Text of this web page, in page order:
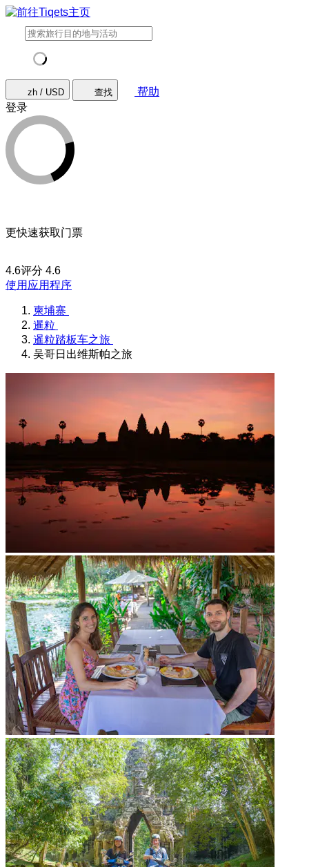
zh / USD 查找
帮助
登录
更快速获取门票
4.6评分 4.6
使用应用程序
柬埔寨
暹粒
暹粒踏板车之旅
吴哥日出维斯帕之旅